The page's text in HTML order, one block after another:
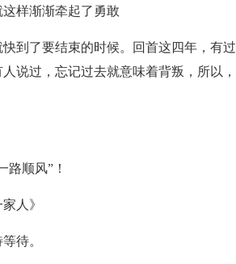
样渐渐牵起了勇敢
到了要结束的时候。回首这四年，有过
说过，忘记过去就意味着背叛，所以，
顺风”！
人》
待。